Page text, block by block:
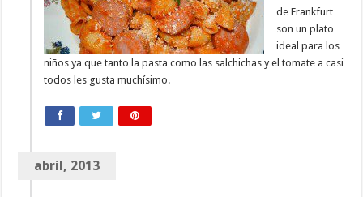
de Frankfurt
son un plato
ideal para los
niños ya que tanto la pasta como las salchichas y el tomate a casi
todos les gusta muchísimo.
abril, 2013